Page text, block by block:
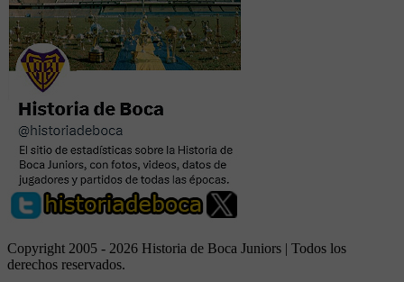
Copyright 2005 - 2026 Historia de Boca Juniors | Todos los
derechos reservados.